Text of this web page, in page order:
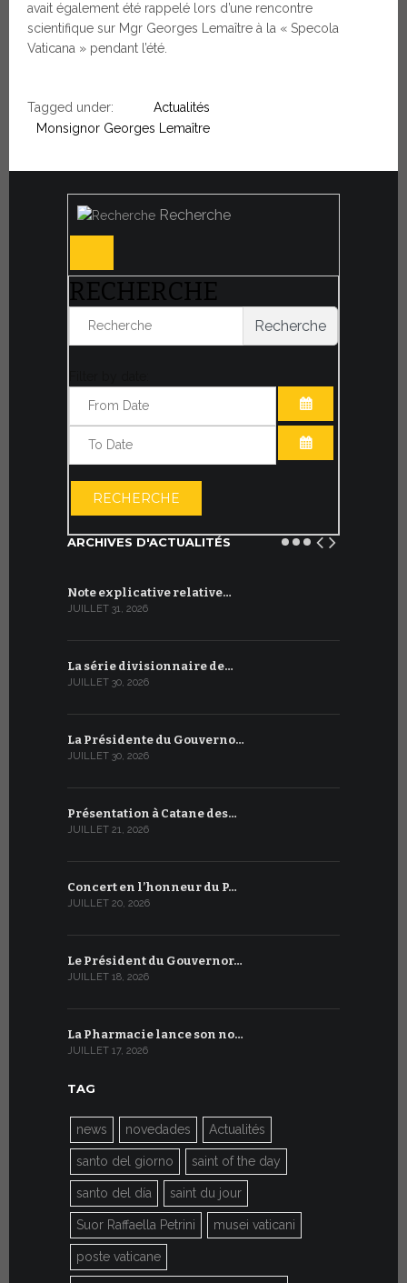
avait également été rappelé lors d’une rencontre
scientifique sur Mgr Georges Lemaître à la « Specola
Vaticana » pendant l’été.
Tagged under:
Actualités
Monsignor Georges Lemaître
Recherche
RECHERCHE
Recherche
OUVRIR LE
RECHERCHE
ARCHIVES D'ACTUALITÉS
Note explicative relative…
JUILLET 31, 2026
La série divisionnaire de…
JUILLET 30, 2026
La Présidente du Gouverno…
JUILLET 30, 2026
Présentation à Catane des…
JUILLET 21, 2026
Concert en l’honneur du P…
JUILLET 20, 2026
Le Président du Gouvernor…
JUILLET 18, 2026
La Pharmacie lance son no…
JUILLET 17, 2026
TAG
news novedades Actualités
santo del giorno saint of the day
santo del día saint du jour
Suor Raffaella Petrini musei vaticani
poste vaticane